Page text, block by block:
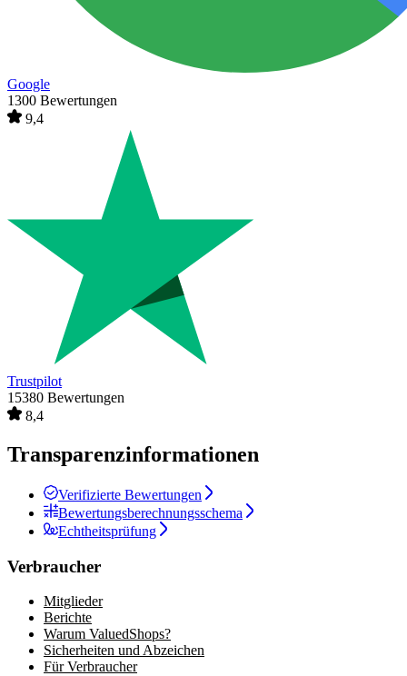
Google
1300 Bewertungen
9,4
Trustpilot
15380 Bewertungen
8,4
Transparenzinformationen
Verifizierte Bewertungen
Bewertungsberechnungsschema
Echtheitsprüfung
Verbraucher
Mitglieder
Berichte
Warum ValuedShops?
Sicherheiten und Abzeichen
Für Verbraucher